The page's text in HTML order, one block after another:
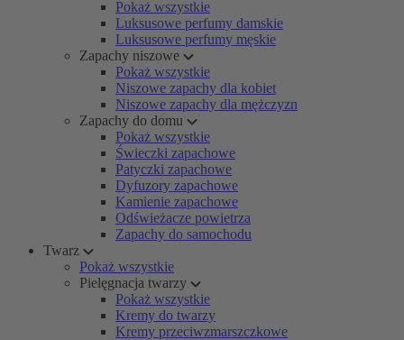
Pokaż wszystkie
Luksusowe perfumy damskie
Luksusowe perfumy męskie
Zapachy niszowe
Pokaż wszystkie
Niszowe zapachy dla kobiet
Niszowe zapachy dla mężczyzn
Zapachy do domu
Pokaż wszystkie
Świeczki zapachowe
Patyczki zapachowe
Dyfuzory zapachowe
Kamienie zapachowe
Odświeżacze powietrza
Zapachy do samochodu
Twarz
Pokaż wszystkie
Pielęgnacja twarzy
Pokaż wszystkie
Kremy do twarzy
Kremy przeciwzmarszczkowe